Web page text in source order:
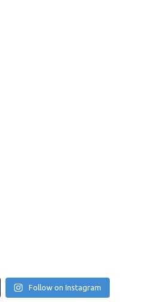
Follow on Instagram